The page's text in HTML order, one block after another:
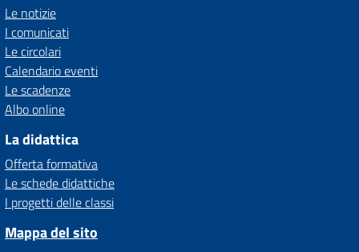
Le notizie
I comunicati
Le circolari
Calendario eventi
Le scadenze
Albo online
La didattica
Offerta formativa
Le schede didattiche
I progetti delle classi
Mappa del sito